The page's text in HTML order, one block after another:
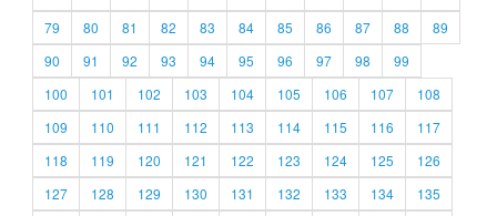
79
80 81 82 83 84 85 86 87 88
89
90
91 92 93 94 95 96 97 98
99
100
101 102 103 104 105 106 107
108
109
110 111 112 113 114 115 116
117
118
119 120 121 122 123 124 125
126
127
128 129 130 131 132 133 134
135